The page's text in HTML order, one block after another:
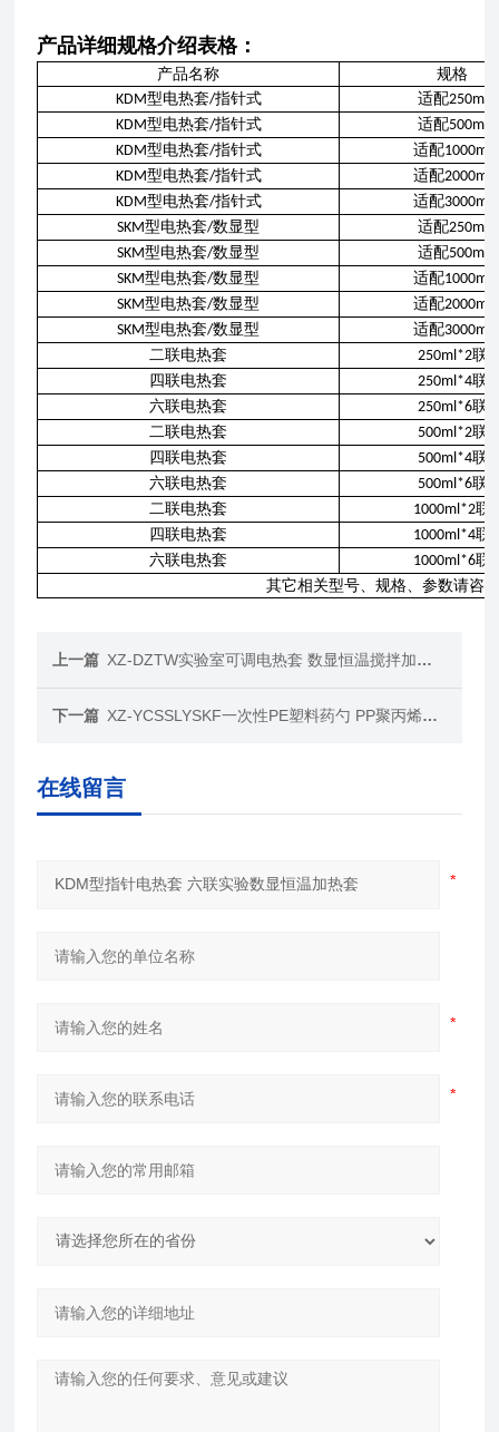
产品详细规格介绍表格：
产品名称
规格
KDM型电热套/指针式 适配250ml
KDM型电热套/指针式 适配500ml
KDM型电热套/指针式 适配1000ml
KDM型电热套/指针式 适配2000ml
KDM型电热套/指针式 适配3000ml
SKM型电热套/数显型 适配250ml
SKM型电热套/数显型 适配500ml
SKM型电热套/数显型 适配1000ml
SKM型电热套/数显型 适配2000ml
SKM型电热套/数显型 适配3000ml
二联电热套
250ml*2联
四联电热套
250ml*4联
六联电热套
250ml*6联
二联电热套
500ml*2联
四联电热套
500ml*4联
六联电热套
500ml*6联
二联电热套
1000ml*2联
四联电热套
1000ml*4联
六联电热套
1000ml*6联
其它相关型号、规格、参数请咨
上一篇 XZ-DZTW实验室可调电热套 数显恒温搅拌加热套
下一篇 XZ-YCSSLYSKF一次性PE塑料药勺 PP聚丙烯称量勺
在线留言